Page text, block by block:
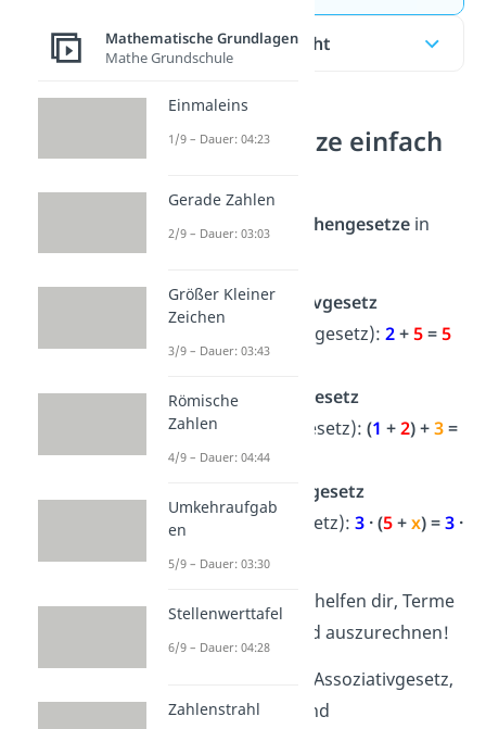
Inhaltsübersicht
Rechengesetze einfach
Die wichtigsten Rechengesetzein
das Kommutativgesetz
(Vertauschungsgesetz): 2+5=5
dasAssoziativgesetz
(Verbindungsgesetz): (1 +2) +3=
1+ (2+3)
Distributivgesetz
(Verteilungsgesetz): 3 · (5+x) =3·
5
+
x
helfen dir, Terme
zu vereinfachen und auszurechnen!
Die Rechengesetze Assoziativgesetz,
Distributivgesetz und
Mathematische Grundlagen
Mathe Grundschule
Einmaleins
1/9 – Dauer: 04:23
Gerade Zahlen
2/9 – Dauer: 03:03
Größer Kleiner
Zeichen
3/9 – Dauer: 03:43
Römische
Zahlen
4/9 – Dauer: 04:44
Umkehraufgab
en
5/9 – Dauer: 03:30
Stellenwerttafel
6/9 – Dauer: 04:28
Zahlenstrahl